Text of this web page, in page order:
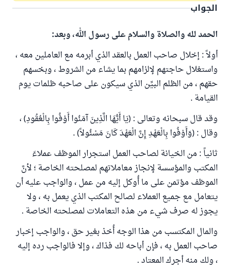
الجواب
الحمد لله والصلاة والسلام على رسول الله، وبعد:
أولاً : إخلال صاحب العمل بالعقد الذي أبرمه مع العاملين معه ،
واستغلال حاجتهم لإلزامهم بما يشاء من الشروط ، وبخسهم
حقهم ، من الظلم البيِّن الذي سيكون على صاحبه ظلمات يوم
القيامة .
وقد قال سبحانه وتعالى : (يَا أَيُّهَا الَّذِينَ آمَنُوا أَوْفُوا بِالْعُقُودِ) ،
وقال : (وَأَوْفُوا بِالْعَهْدِ إِنَّ الْعَهْدَ كَانَ مَسْئُولاً) .
ثانياً : من الخيانة لصاحب العمل استجرار الموظف عملاءَ
المكتب والمؤسسة لإنجاز معاملاتهم لمصلحته الخاصة ؛ لأنَّ
الموظف مؤتمن على ما أُوكل إليه من عمل ، والواجب عليه أن
يتعامل مع جميع العملاء لصالح المكتب الذي يعمل به ، ولا
يجوز له صرف شيء من هذه التعاملات لمصلحته الخاصة .
والمال المكتسب من هذا الوجه أُخذ بغير حق ، والواجب إخبار
صاحب العمل به ، فإن أباحه لك فذاك ، وإلا فالواجب رده إليه
، ولك منه أجرك المعتاد .